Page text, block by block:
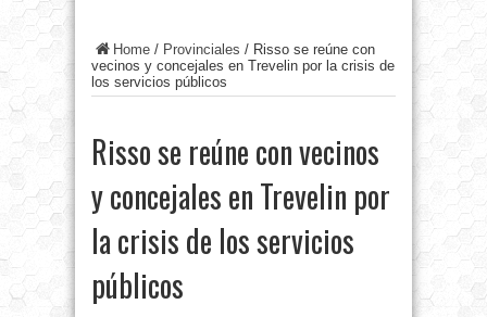
Home / Provinciales / Risso se reúne con
vecinos y concejales en Trevelin por la crisis de
los servicios públicos
Risso se reúne con vecinos
y concejales en Trevelin por
la crisis de los servicios
públicos